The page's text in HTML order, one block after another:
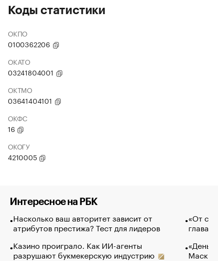
Коды статистики
ОКПО
0100362206
ОКАТО
03241804001
ОКТМО
03641404101
ОКФС
16
ОКОГУ
4210005
Интересное на РБК
Насколько ваш авторитет зависит от
атрибутов престижа? Тест для лидеров
Казино проиграло. Как ИИ-агенты
разрушают букмекерскую индустрию
«От
глава
Маск в